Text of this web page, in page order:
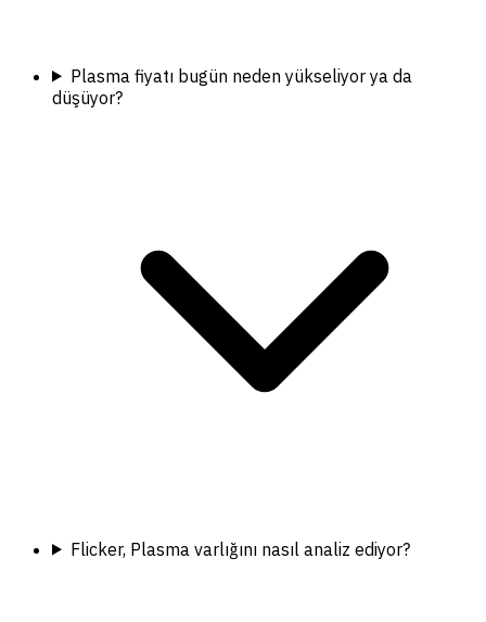
Plasma fiyatı bugün neden yükseliyor ya da
düşüyor?
Flicker, Plasma varlığını nasıl analiz ediyor?